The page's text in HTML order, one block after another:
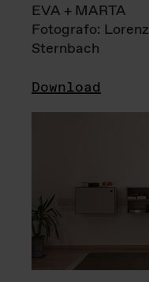
EVA + MARTA
Fotografo: Lorenz
Sternbach
Download